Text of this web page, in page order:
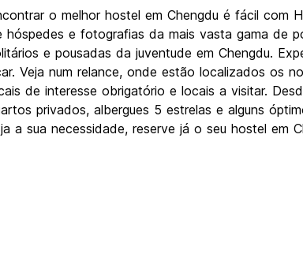
o melhor hostel em Chengdu é fácil com
hóspedes e fotografias da mais vasta gama de
e pousadas da juventude em Chengdu.
Veja num relance, onde estão localizados os
de interesse obrigatório e locais a visitar.
privados, albergues 5 estrelas e alguns
a sua necessidade, reserve já o seu hostel em